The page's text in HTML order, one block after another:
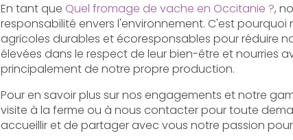
En tant que Quel fromage de vache en Occitanie ?,
responsabilité envers l'environnement. C'est
agricoles durables et écoresponsables pour réduire
élevées dans le respect de leur bien-être et nourries
principalement de notre propre production.
Pour en savoir plus sur nos engagements et notre
visite à la ferme ou à nous contacter pour toute
accueillir et de partager avec vous notre passion